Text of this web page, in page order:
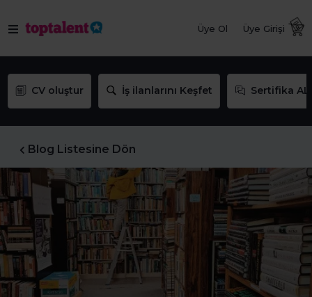
Üye Ol Üye Girişi
CV oluştur İş ilanlarını Keşfet Sertifika AL
Blog Listesine Dön